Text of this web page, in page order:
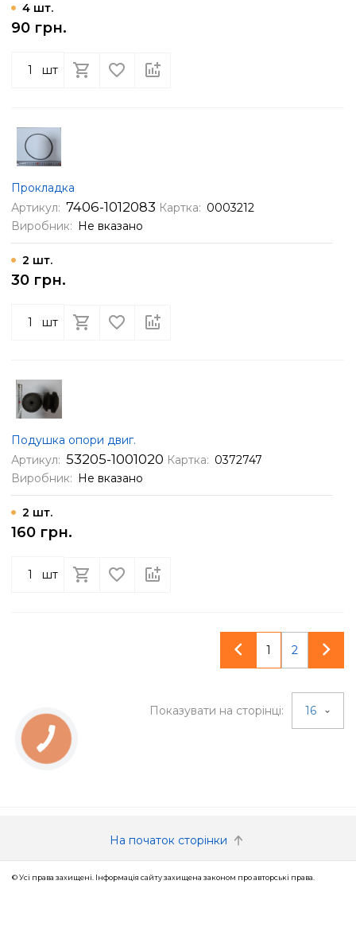
4 шт.
90 грн.
шт
Прокладка
Артикул: 7406-1012083 Картка: 0003212
Виробник:
Не вказано
2 шт.
30 грн.
шт
Подушка опори двиг.
Артикул: 53205-1001020 Картка: 0372747
Виробник:
Не вказано
2 шт.
160 грн.
шт
1 2
Показувати на сторінці: 16
На початок сторінки
© Усі права захищені. Інформація сайту захищена законом про авторські права.
КНОПКА
ЗВ'ЯЗКУ